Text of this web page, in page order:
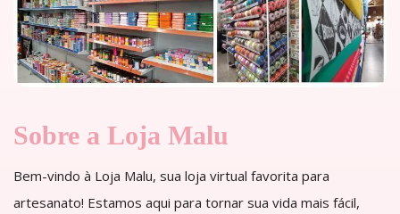
Sobre a Loja Malu
Bem-vindo à Loja Malu, sua loja virtual favorita para
artesanato! Estamos aqui para tornar sua vida mais fácil,